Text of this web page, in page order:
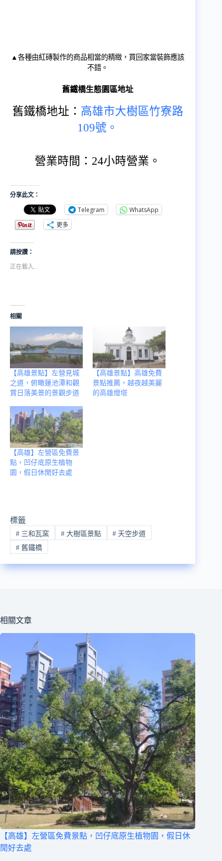
▲各種由紅磚製作的商品相當的精緻，買回家當裝飾應該
不錯。
舊鐵橋生態園區地址
舊鐵橋地址： 高雄市大樹區竹寮路
109號。
營業時間：24小時營業。
分享此文：
Telegram
WhatsApp
更多
請按讚：
正在載入...
相關
【高雄景點】左營見城
之道，俯瞰蓮池潭和觀
賞日落美景的景觀步道
【高雄景點】高雄免費
景點推薦，越夜越美麗
的高雄燈塔
【高雄】左營區免費景
點，凹仔底原生植物
園，假日休閒好去處
標籤
#三和瓦窯 #大樹區景點 # 天空步道
#舊鐵橋
相關文章
【高雄】左營區免費景點，凹仔底原生植物園，假日休
閒好去處